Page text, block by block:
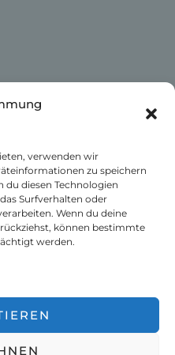
verwenden wir
zu speichern
du diesen Technologien
Surfverhalten oder
Wenn du deine
können bestimmte
werden.